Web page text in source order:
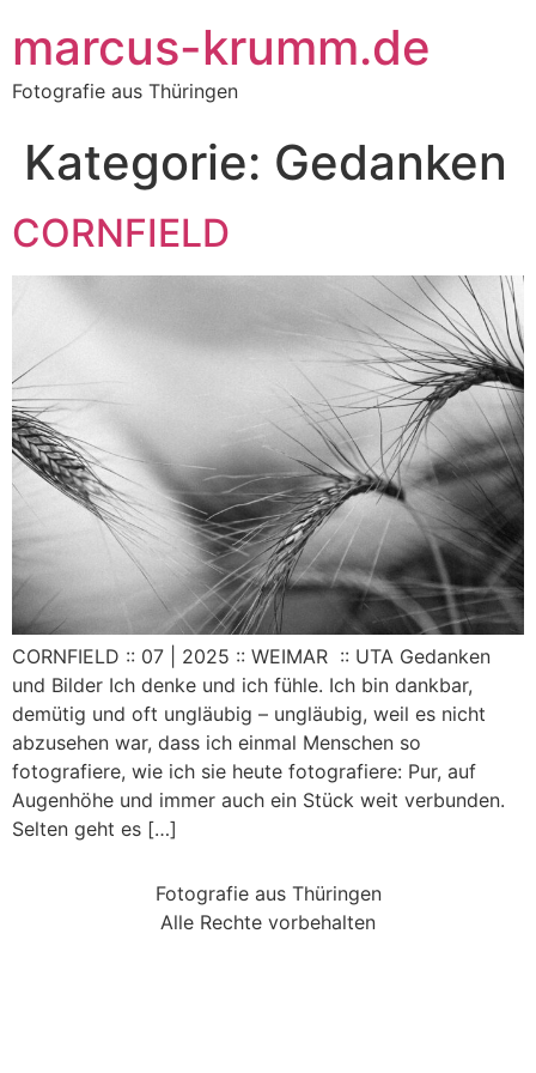
marcus-krumm.de
Fotografie aus Thüringen
Kategorie: Gedanken
CORNFIELD
CORNFIELD :: 07 | 2025 :: WEIMAR :: UTA Gedanken
und Bilder Ich denke und ich fühle. Ich bin dankbar,
demütig und oft ungläubig – ungläubig, weil es nicht
abzusehen war, dass ich einmal Menschen so
fotografiere, wie ich sie heute fotografiere: Pur, auf
Augenhöhe und immer auch ein Stück weit verbunden.
Selten geht es […]
Fotografie aus Thüringen
Alle Rechte vorbehalten